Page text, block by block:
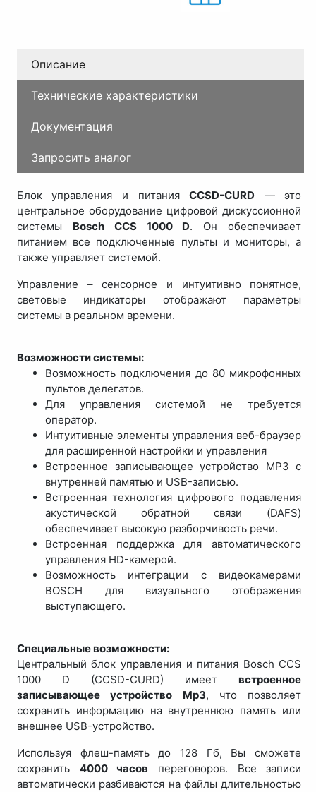
Описание
Технические характеристики
Документация
Запросить аналог
Блок управления и питанияCCSD-CURD — это
центральное оборудование цифровой дискуссионной
системы Bosch CCS 1000 D. Он обеспечивает
питанием все подключенные пульты и мониторы, а
также управляет системой.
Управление – сенсорное и интуитивно понятное,
световые индикаторы отображают параметры
системы в реальном времени.
Возможности системы:
Возможность подключения до 80 микрофонных
пультов делегатов.
Для управления системой не требуется
оператор.
Интуитивные элементы управления веб-браузер
для расширенной настройки и управления
Встроенное записывающее устройство MP3 с
внутренней памятью и USB-записью.
Встроенная технология цифрового подавления
акустической обратной связи (DAFS)
обеспечивает высокую разборчивость речи.
Встроенная поддержка для автоматического
управления HD-камерой.
Возможность интеграции с видеокамерами
BOSCH для визуального отображения
выступающего.
Специальные возможности:
Центральный блок управления и питания Bosch CCS
1000 D (CCSD-CURD) имеетвстроенное
записывающее устройство Mp3, что позволяет
сохранить информацию на внутреннюю память или
внешнее USB-устройство.
Используя флеш-память до 128 Гб, Вы сможете
сохранить 4000 часов переговоров. Все записи
автоматически разбиваются на файлы длительностью